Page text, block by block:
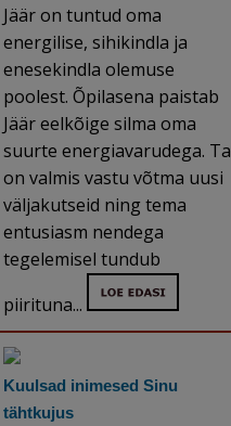
Jäär on tuntud oma
energilise, sihikindla ja
enesekindla olemuse
poolest. Õpilasena paistab
Jäär eelkõige silma oma
suurte energiavarudega. Ta
on valmis vastu võtma uusi
väljakutseid ning tema
entusiasm nendega
tegelemisel tundub
piirituna...
Kuulsad inimesed Sinu
tähtkujus